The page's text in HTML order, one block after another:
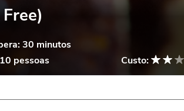
30 minutos
10 pessoas Custo: